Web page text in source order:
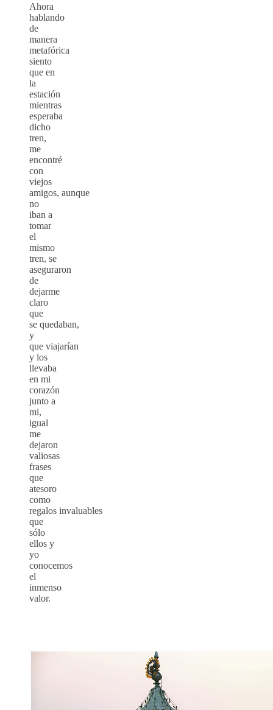
Ahora
hablando
de
manera
metafórica
siento
que en
la
estación
mientras
esperaba
dicho
tren,
me
encontré
con
viejos
amigos, aunque
no
iban a
tomar
el
mismo
tren, se
aseguraron
de
dejarme
claro
que
se quedaban,
y
que viajarían
y los
llevaba
en mi
corazón
junto a
mi,
igual
me
dejaron
valiosas
frases
que
atesoro
como
regalos invaluables
que
sólo
ellos y
yo
conocemos
el
inmenso
valor.